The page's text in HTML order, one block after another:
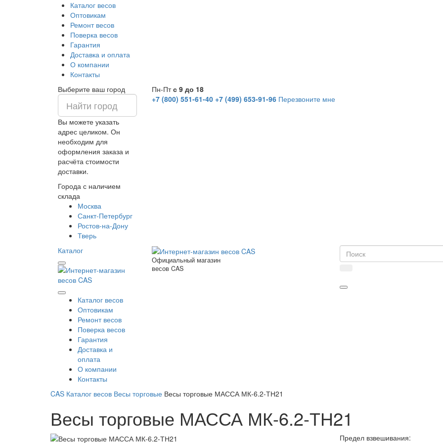
Каталог весов
Оптовикам
Ремонт весов
Поверка весов
Гарантия
Доставка и оплата
О компании
Контакты
Выберите ваш город
Вы можете указать
адрес целиком. Он
необходим для
оформления заказа и
расчёта стоимости
доставки.
Города с наличием
склада
Москва
Санкт-Петербург
Ростов-на-Дону
Тверь
Пн-Птс 9 до 18
+7 (800) 551-61-40 +7 (499) 653-91-96 Перезвоните мне
Каталог
Каталог весов
Оптовикам
Ремонт весов
Поверка весов
Гарантия
Доставка и
оплата
О компании
Контакты
Официальный магазин
весов CAS
CAS Каталог весов Весы торговые Весы торговые МАССА МК-6.2-ТН21
Весы торговые МАССА МК-6.2-ТН21
Предел взвешивания: